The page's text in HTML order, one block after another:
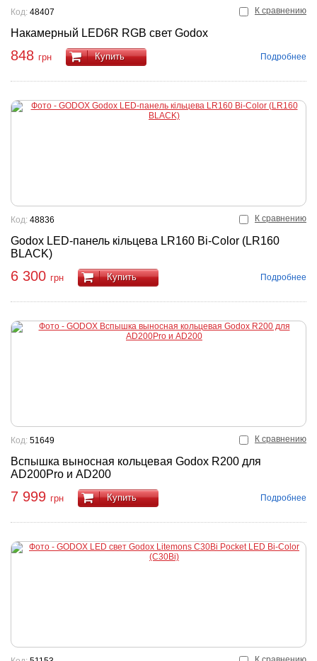
К сравнению
Накамерный LED6R RGB свет Godox
Код: 48407
848 грн Купить Подробнее
К сравнению
Godox LED-панель кільцева LR160 Bi-Color (LR160
BLACK)
Код: 48836
6 300 грн Купить Подробнее
К сравнению
Вспышка выносная кольцевая Godox R200 для
AD200Pro и AD200
Код: 51649
7 999 грн Купить Подробнее